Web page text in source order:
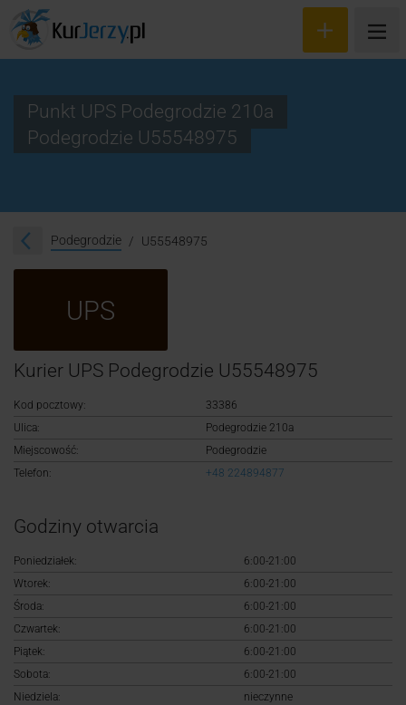
Śledzenie przesyłki
Logowanie
Rejestracja
Punkt UPS Podegrodzie 210a
Podegrodzie U55548975
Podegrodzie U55548975
UPS
Kurier UPS Podegrodzie U55548975
Kod pocztowy:
33386
Ulica:
Podegrodzie 210a
Miejscowość:
Podegrodzie
Telefon:
+48 224894877
Godziny otwarcia
Poniedziałek:
6:00-21:00
Wtorek:
6:00-21:00
Środa:
6:00-21:00
Czwartek:
6:00-21:00
Piątek:
6:00-21:00
Sobota:
6:00-21:00
Niedziela:
nieczynne